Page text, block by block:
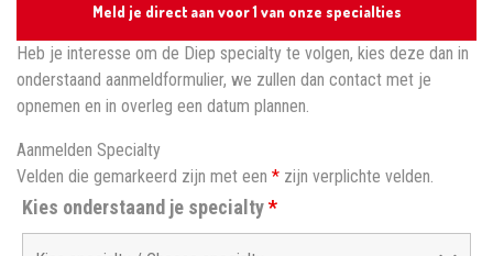
Meld je direct aan voor 1 van onze specialties
Heb je interesse om de Diep specialty te volgen, kies deze dan in
onderstaand aanmeldformulier, we zullen dan contact met je
opnemen en in overleg een datum plannen.
Aanmelden Specialty
Velden die gemarkeerd zijn met een * zijn verplichte velden.
Kies onderstaand je specialty*